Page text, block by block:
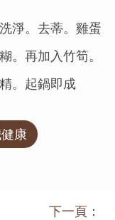
淨。去蒂。雞蛋
。再加入竹筍。
。起鍋即成
康
下一頁：